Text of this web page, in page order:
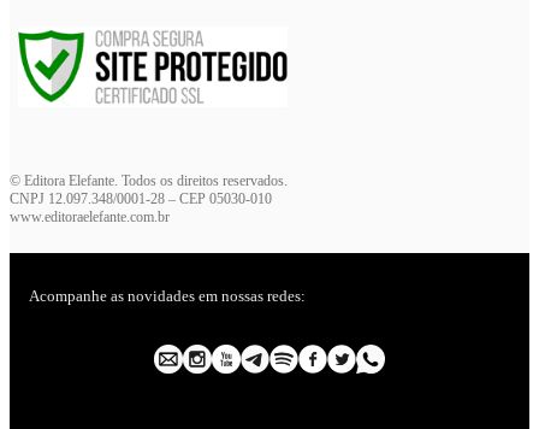
© Editora Elefante. Todos os direitos reservados.
CNPJ 12.097.348/0001-28 – CEP 05030-010
www.editoraelefante.com.br
Acompanhe as novidades em nossas redes: